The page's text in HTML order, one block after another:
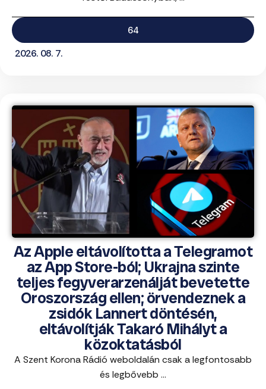
64
2026. 08. 7.
Az Apple eltávolította a Telegramot
az App Store-ból; Ukrajna szinte
teljes fegyverarzenálját bevetette
Oroszország ellen; örvendeznek a
zsidók Lannert döntésén,
eltávolítják Takaró Mihályt a
közoktatásból
A Szent Korona Rádió weboldalán csak a legfontosabb
és legbővebb ...